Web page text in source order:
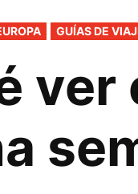
GUÍAS DE
ver